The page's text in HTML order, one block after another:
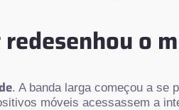
o
. A banda larga começou a se
móveis acessassem a